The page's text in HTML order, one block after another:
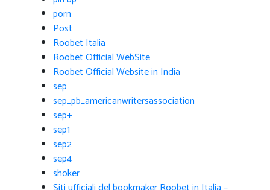
porn
Post
Roobet Italia
Roobet Official WebSite
Roobet Official Website in India
sep
sep_pb_americanwritersassociation
sep+
sep1
sep2
sep4
shoker